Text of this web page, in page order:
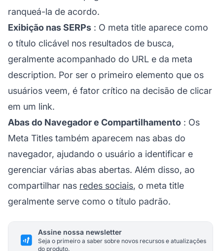
ranqueá-la de acordo.
Exibição nas SERPs : O meta title aparece como
o título clicável nos resultados de busca,
geralmente acompanhado do URL e da meta
description. Por ser o primeiro elemento que os
usuários veem, é fator crítico na decisão de clicar
em um link.
Abas do Navegador e Compartilhamento : Os
Meta Titles também aparecem nas abas do
navegador, ajudando o usuário a identificar e
gerenciar várias abas abertas. Além disso, ao
compartilhar nas redes sociais, o meta title
geralmente serve como o título padrão.
Assine nossa newsletter
Seja o primeiro a saber sobre novos recursos e atualizações
do produto.